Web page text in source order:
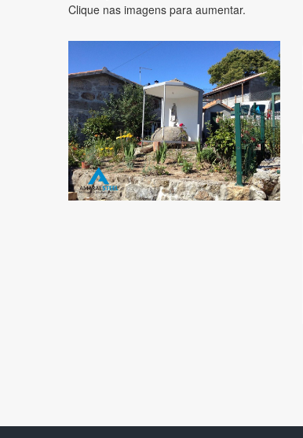
Clique nas imagens para aumentar.